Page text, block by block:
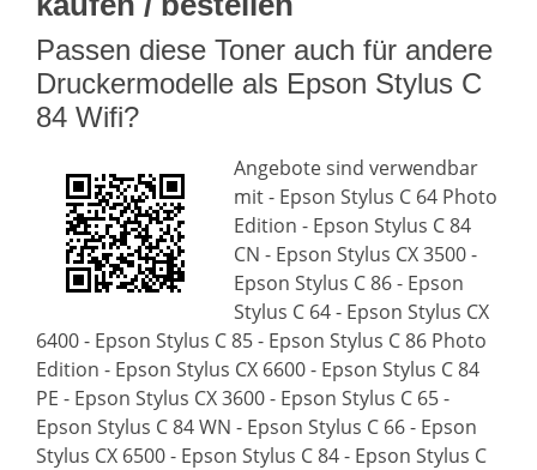
Passen diese Toner auch für andere
Druckermodelle als Epson Stylus C
84 Wifi?
Angebote sind verwendbar
mit - Epson Stylus C 64 Photo
Edition - Epson Stylus C 84
CN - Epson Stylus CX 3500 -
Epson Stylus C 86 - Epson
Stylus C 64 - Epson Stylus CX
6400 - Epson Stylus C 85 - Epson Stylus C 86 Photo
Edition - Epson Stylus CX 6600 - Epson Stylus C 84
PE - Epson Stylus CX 3600 - Epson Stylus C 65 -
Epson Stylus C 84 WN - Epson Stylus C 66 - Epson
Stylus CX 6500 - Epson Stylus C 84 - Epson Stylus C